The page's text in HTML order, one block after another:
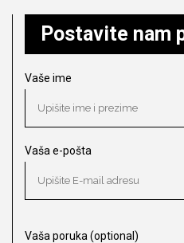
Postavite nam
Vaše ime
Vaša e-pošta
Vaša poruka (optional)